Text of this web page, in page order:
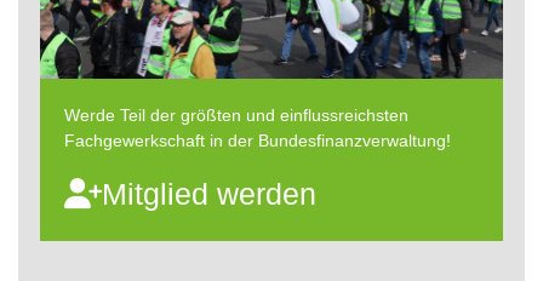
Werde Teil der größten und einflussreichsten
Fachgewerkschaft in der Bundesfinanzverwaltung!
Mitglied werden